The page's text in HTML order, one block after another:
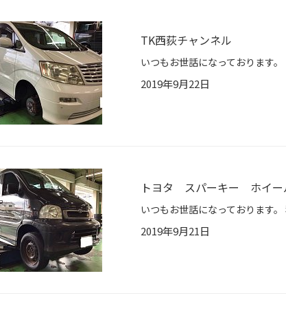
TK西荻チャンネル
2019年9月22日
トヨタ スパーキー ホイー
2019年9月21日